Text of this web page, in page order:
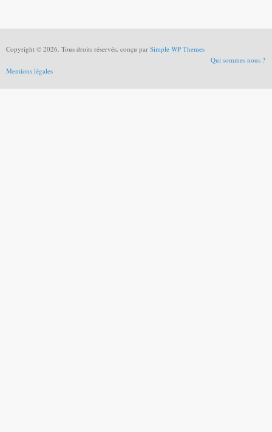
Copyright © 2026. Tous droits réservés. conçu par Simple WP Themes
Qui sommes nous ?
Mentions légales